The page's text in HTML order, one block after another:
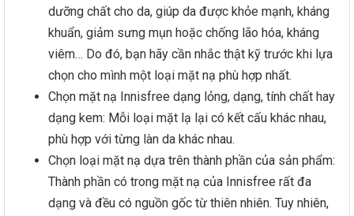
dưỡng chất cho da, giúp da được khỏe mạnh, kháng
khuẩn, giảm sưng mụn hoặc chống lão hóa, kháng
viêm… Do đó, bạn hãy cần nhắc thật kỹ trước khi lựa
chọn cho mình một loại mặt nạ phù hợp nhất.
Chọn mặt nạ Innisfree dạng lỏng, dạng, tính chất hay
dạng kem: Mỗi loại mặt lạ lại có kết cấu khác nhau,
phù hợp với từng làn da khác nhau.
Chọn loại mặt nạ dựa trên thành phần của sản phẩm:
Thành phần có trong mặt nạ của Innisfree rất đa
dạng và đều có nguồn gốc từ thiên nhiên. Tuy nhiên,